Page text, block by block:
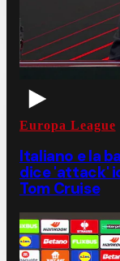
Europa League
Italiano e la
dice 'attack'
Tom Cruise